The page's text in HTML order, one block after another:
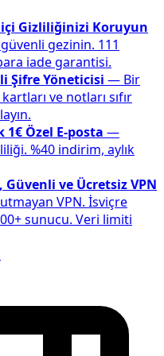
Gizliliğinizi Koruyun
gezinin. 111
iade garantisi.
Şifre Yöneticisi — Bir
ve notları sıfır
Özel E-posta —
%40 indirim, aylık
Güvenli ve Ücretsiz VPN
VPN. İsviçre
sunucu. Veri limiti